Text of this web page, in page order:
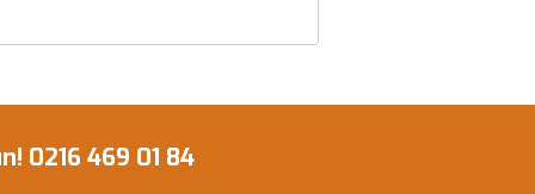
0216 469 01 84